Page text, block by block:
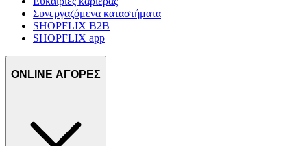
Συνεργαζόμενα καταστήματα
SHOPFLIX B2B
SHOPFLIX app
ONLINE ΑΓΟΡΕΣ